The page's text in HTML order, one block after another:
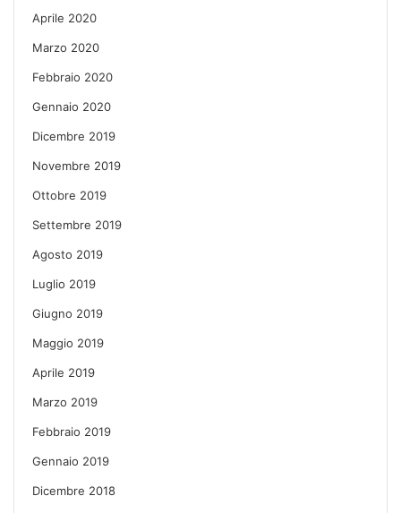
Aprile 2020
Marzo 2020
Febbraio 2020
Gennaio 2020
Dicembre 2019
Novembre 2019
Ottobre 2019
Settembre 2019
Agosto 2019
Luglio 2019
Giugno 2019
Maggio 2019
Aprile 2019
Marzo 2019
Febbraio 2019
Gennaio 2019
Dicembre 2018